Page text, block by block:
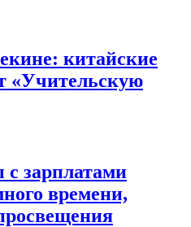
китайские
«Учительскую
зарплатами
времени,